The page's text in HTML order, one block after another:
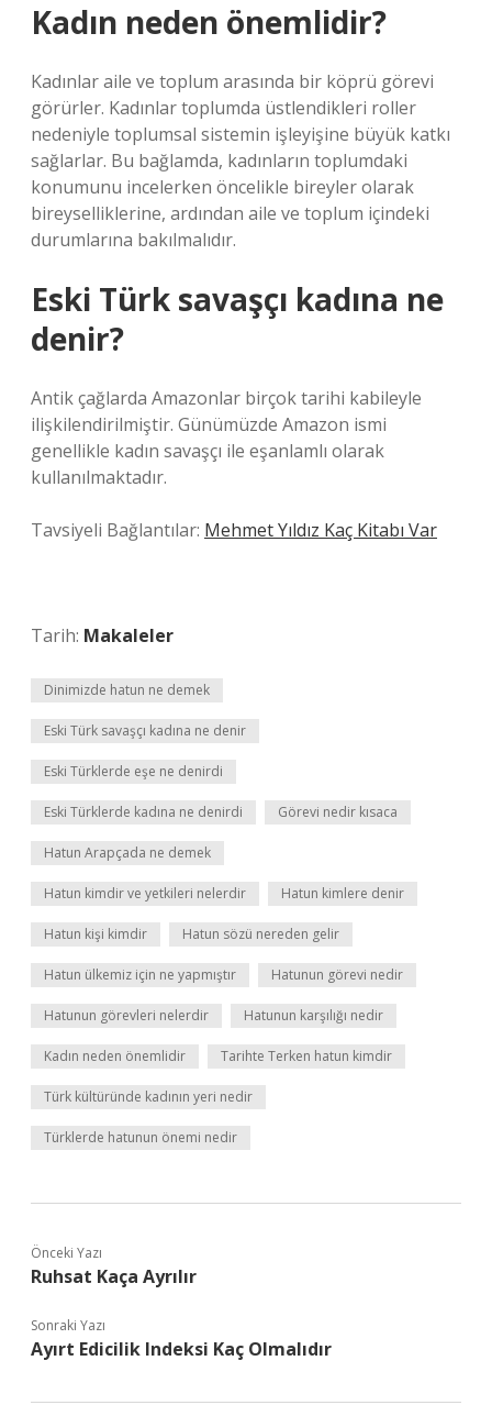
Kadın neden önemlidir?
Kadınlar aile ve toplum arasında bir köprü görevi
görürler. Kadınlar toplumda üstlendikleri roller
nedeniyle toplumsal sistemin işleyişine büyük katkı
sağlarlar. Bu bağlamda, kadınların toplumdaki
konumunu incelerken öncelikle bireyler olarak
bireyselliklerine, ardından aile ve toplum içindeki
durumlarına bakılmalıdır.
Eski Türk savaşçı kadına ne
denir?
Antik çağlarda Amazonlar birçok tarihi kabileyle
ilişkilendirilmiştir. Günümüzde Amazon ismi
genellikle kadın savaşçı ile eşanlamlı olarak
kullanılmaktadır.
Tavsiyeli Bağlantılar: Mehmet Yıldız Kaç Kitabı Var
Tarih: Makaleler
Dinimizde hatun ne demek
Eski Türk savaşçı kadına ne denir
Eski Türklerde eşe ne denirdi
Eski Türklerde kadına ne denirdi Görevi nedir kısaca
Hatun Arapçada ne demek
Hatun kimdir ve yetkileri nelerdir Hatun kimlere denir
Hatun kişi kimdir Hatun sözü nereden gelir
Hatun ülkemiz için ne yapmıştır Hatunun görevi nedir
Hatunun görevleri nelerdir Hatunun karşılığı nedir
Kadın neden önemlidir Tarihte Terken hatun kimdir
Türk kültüründe kadının yeri nedir
Türklerde hatunun önemi nedir
Önceki Yazı
Ruhsat Kaça Ayrılır
Sonraki Yazı
Ayırt Edicilik Indeksi Kaç Olmalıdır